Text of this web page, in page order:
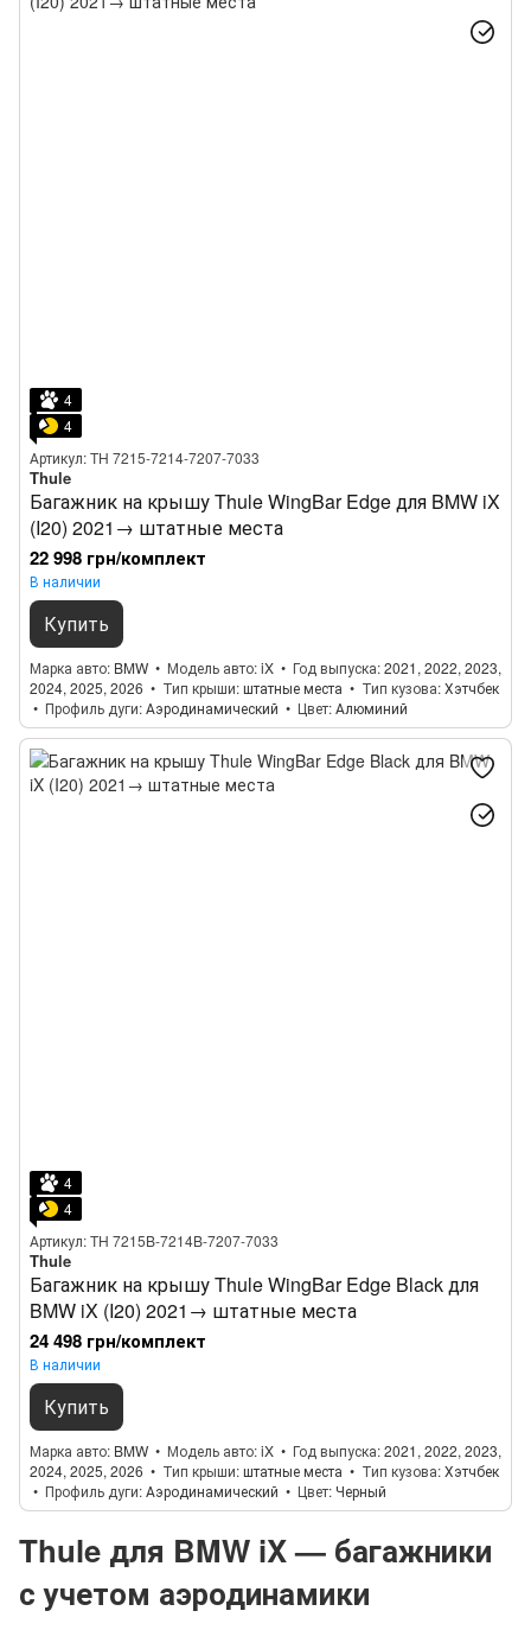
4
4
Артикул: TH 7215-7214-7207-7033
Thule
Багажник на крышу Thule WingBar Edge для BMW iX
(I20) 2021→ штатные места
22 998 грн/комплект
В наличии
Купить
Марка авто BMW Модель авто iX Год выпуска 2021, 2022, 2023,
2024, 2025, 2026
Тип крыши штатные места Тип кузова Хэтчбек
Профиль дуги Аэродинамический Цвет Алюминий
4
4
Артикул: TH 7215B-7214B-7207-7033
Thule
Багажник на крышу Thule WingBar Edge Black для
BMW iX (I20) 2021→ штатные места
24 498 грн/комплект
В наличии
Купить
Марка авто BMW Модель авто iX Год выпуска 2021, 2022, 2023,
2024, 2025, 2026
Тип крыши штатные места Тип кузова Хэтчбек
Профиль дуги Аэродинамический Цвет Черный
Thule для BMW iX — багажники
с учетом аэродинамики